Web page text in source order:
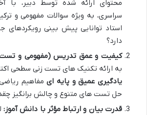
محتوای ارائه شده توسط دبیر، با
سراسری، به ویژه سوالات مفهومی و
استاد توانایی پیش بینی رویکردهای
دارد؟
کیفیت و عمق تدریس (مفهومی و
به ارائه تکنیک های تست زنی سطحی
یادگیری عمیق و پایه ایمفاهیم
حل تست های متنوع و چالش برانگیز
قدرت بیان و ارتباط مؤثر با دانش آموز: